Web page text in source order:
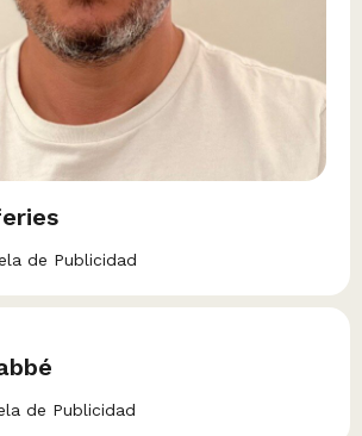
de Publicidad
de Publicidad